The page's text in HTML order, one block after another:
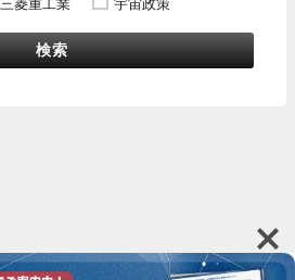
三菱重工業 宇宙政策
検索